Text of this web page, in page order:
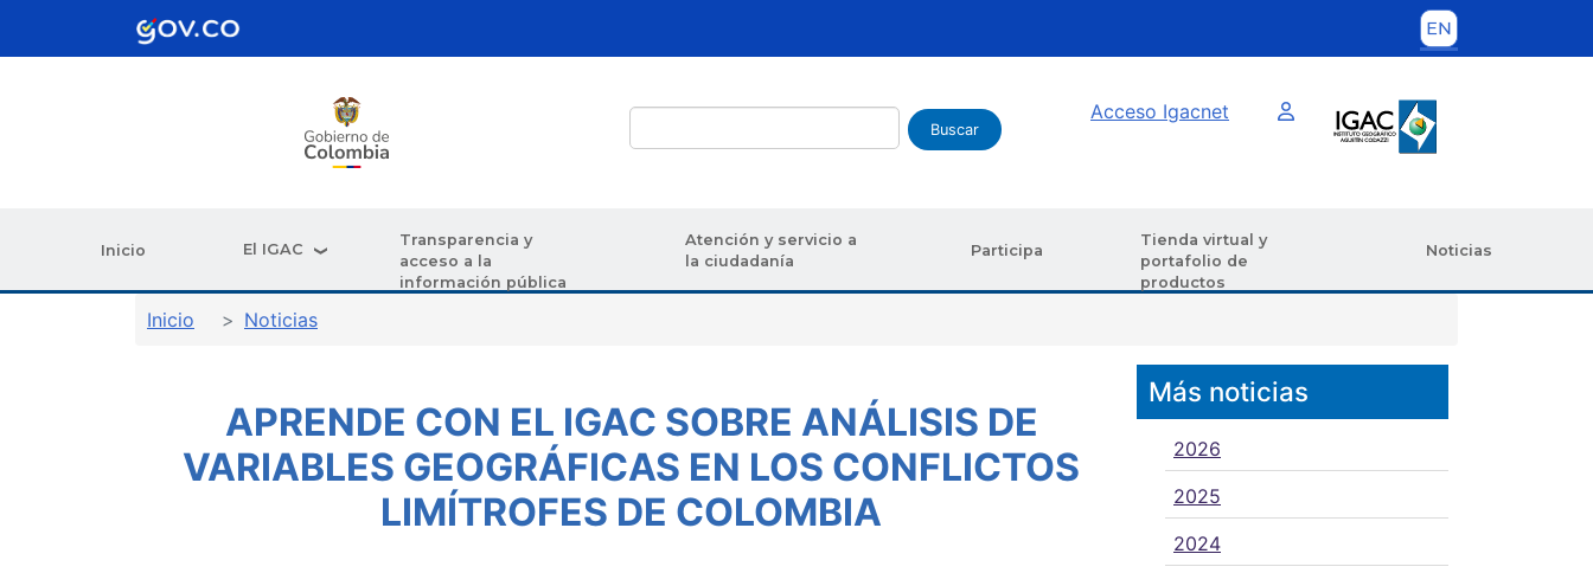
Pasar al contenido principal
Buscar Acceso Igacnet Imagen interna
Inicio El IGAC
Transparencia y
acceso a la
información pública
Atención y servicio a
la ciudadanía
Participa
Tienda virtual y
portafolio de
productos
Noticias
Sobrescribir enlaces de ayuda a la navegación
Inicio Noticias
APRENDE CON EL IGAC SOBRE ANÁLISIS DE
VARIABLES GEOGRÁFICAS EN LOS CONFLICTOS
LIMÍTROFES DE COLOMBIA
Más noticias
2026
2025
2024